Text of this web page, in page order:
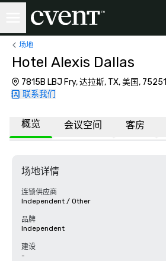
场地
Hotel Alexis Dallas
7815B LBJ Fry, 达拉斯, TX, 美国, 75251
联系我们
概览 会议空间 客房
场地详情
连锁供应商
Independent / Other
品牌
Independent
建设
-